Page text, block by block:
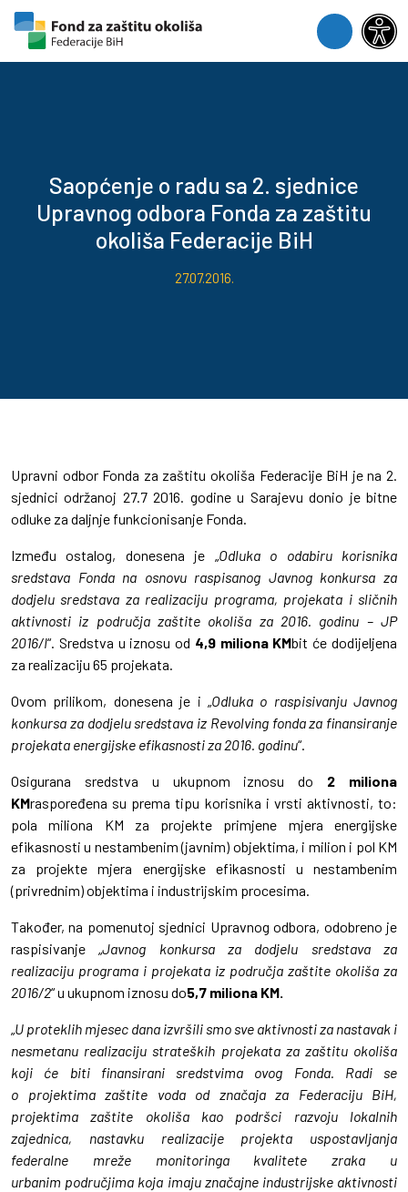
Skip to content
Skip to footer
Menu
Saopćenje o radu sa 2. sjednice
Upravnog odbora Fonda za zaštitu
okoliša Federacije BiH
27.07.2016.
Upravni odbor Fonda za zaštitu okoliša Federacije BiH je na 2.
sjednici održanoj 27.7 2016. godine u Sarajevu donio je bitne
odluke za daljnje funkcionisanje Fonda.
Između ostalog, donesena je „Odluka o odabiru korisnika
sredstava Fonda na osnovu raspisanog Javnog konkursa za
dodjelu sredstava za realizaciju programa, projekata i sličnih
aktivnosti iz područja zaštite okoliša za 2016. godinu – JP
2016/I“. Sredstva u iznosu od 4,9 miliona KMbit će dodijeljena
za realizaciju 65 projekata.
Ovom prilikom, donesena je i „Odluka o raspisivanju Javnog
konkursa za dodjelu sredstava iz Revolving fonda za finansiranje
projekata energijske efikasnosti za 2016. godinu“.
Osigurana sredstva u ukupnom iznosu do 2 miliona
KMraspoređena su prema tipu korisnika i vrsti aktivnosti, to:
pola miliona KM za projekte primjene mjera energijske
efikasnosti u nestambenim (javnim) objektima, i milion i pol KM
za projekte mjera energijske efikasnosti u nestambenim
(privrednim) objektima i industrijskim procesima.
Također, na pomenutoj sjednici Upravnog odbora, odobreno je
raspisivanje „Javnog konkursa za dodjelu sredstava za
realizaciju programa i projekata iz područja zaštite okoliša za
2016/2“ u ukupnom iznosu do5,7 miliona KM.
„U proteklih mjesec dana izvršili smo sve aktivnosti za nastavak i
nesmetanu realizaciju strateških projekata za zaštitu okoliša
koji će biti finansirani sredstvima ovog Fonda. Radi se
o projektima zaštite voda od značaja za Federaciju BiH,
projektima zaštite okoliša kao podršci razvoju lokalnih
zajednica, nastavku realizacije projekta uspostavljanja
federalne mreže monitoringa kvalitete zraka u
urbanim područjima koja imaju značajne industrijske aktivnosti